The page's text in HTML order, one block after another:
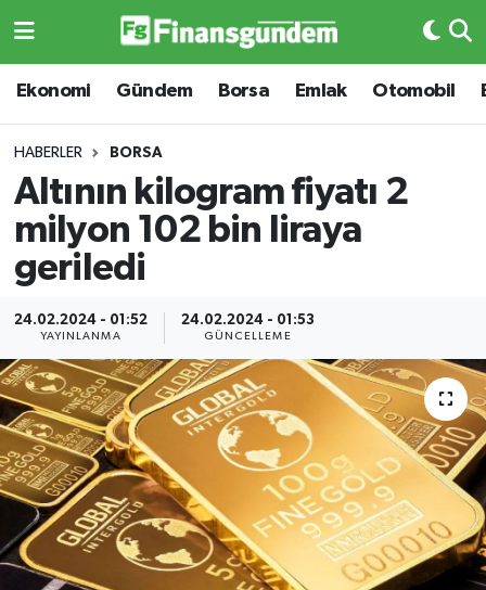
Ekonomi Gündem Borsa Emlak Otomobil
HABERLER BORSA
Altının kilogram fiyatı 2
milyon 102 bin liraya
geriledi
24.02.2024 - 01:52
YAYINLANMA
24.02.2024 - 01:53
GÜNCELLEME
Ekonomi
Borsa
Emlak
Otomobil
Gizlilik Sözleşmesi
Hakkımızda
İletişim
Künye
Ekonomi
Borsa
Emlak
Emtia
BITCOIN
Yapay Zeka